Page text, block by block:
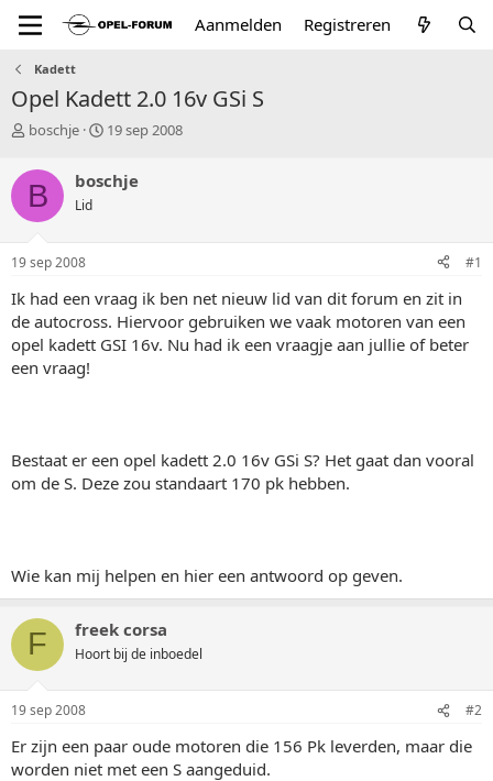
Aanmelden Registreren
Kadett
Opel Kadett 2.0 16v GSi S
T
p
i
c
s
a
t
e
r
boschje
S
r
a
m
19 sep 2008
B boschje
Lid
19 sep 2008 #1
Ik had een vraag ik ben net nieuw lid van dit forum en zit in
de autocross. Hiervoor gebruiken we vaak motoren van een
opel kadett GSI 16v. Nu had ik een vraagje aan jullie of beter
een vraag!
Bestaat er een opel kadett 2.0 16v GSi S? Het gaat dan vooral
om de S. Deze zou standaart 170 pk hebben.
Wie kan mij helpen en hier een antwoord op geven.
F freek corsa
Hoort bij de inboedel
19 sep 2008 #2
Er zijn een paar oude motoren die 156 Pk leverden, maar die
worden niet met een S aangeduid.